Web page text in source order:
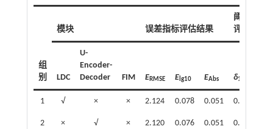
组
别
模块 误差指标评估结果
阈值准确
评估结果
LDC
U-
Encoder-
Decoder
FIM ERMSE Elg10 EAbs δ1
1 √ × × 2.124 0.078 0.051 0.973
2 × √ × 2.120 0.076 0.051 0.974